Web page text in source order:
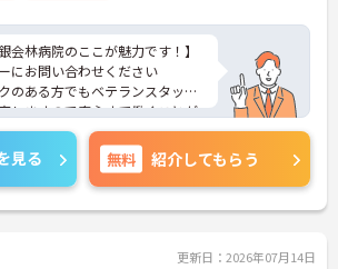
会林病院のここが魅力です！】
にお問い合わせください
のある方でもベテランスタッフ
しますので安心すて働くことが
人数体制も手厚いです！
あり、お子様がいらっしゃる
環境です。残業がほとんどない
見る 無料 紹介してもらう
更新日：2026年07月14日